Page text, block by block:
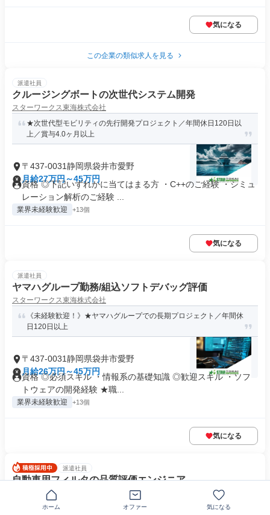
気になる
この企業の類似求人を見る
派遣社員
クルージングボートの次世代システム開発
スターワークス東海株式会社
★次世代型モビリティの先行開発プロジェクト／年間休日120日以
上／賞与4.0ヶ月以上
〒437-0031静岡県袋井市愛野
月給27万円～45万円
資格 ◎下記いずれかに当てはまる方 ・C++のご経験 ・シミュ
レーション解析のご経験 ...
業界未経験歓迎 +13個
気になる
派遣社員
ヤマハグループ勤務/組込ソフトデバッグ評価
スターワークス東海株式会社
《未経験歓迎！》★ヤマハグループでの長期プロジェクト／年間休
日120日以上
〒437-0031静岡県袋井市愛野
月給26万円～45万円
資格 ◎必須スキル ・情報系の基礎知識 ◎歓迎スキル ・ソフ
トウェアの開発経験 ★職...
業界未経験歓迎 +13個
気になる
派遣社員
自動車用フィルタの品質評価エンジニア
株式会社フォーラムエンジニアリング
20～40代活躍中◆月給35万円以上◆転勤なし◆静岡県
ホーム オファー 気になる